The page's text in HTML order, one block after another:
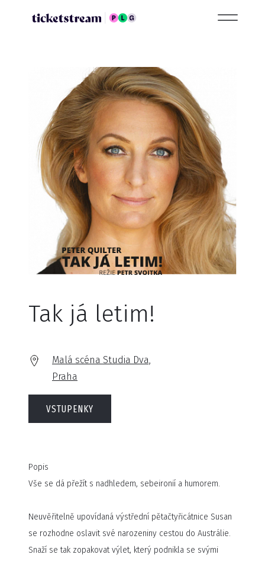
Tak já letim!
Malá scéna Studia Dva,
Praha
VSTUPENKY
Popis
Vše se dá přežít s nadhledem, sebeironií a humorem.
Neuvěřitelně upovídaná výstřední pětačtyřicátnice Susan
se rozhodne oslavit své narozeniny cestou do Austrálie.
Snaží se tak zopakovat výlet, který podnikla se svými